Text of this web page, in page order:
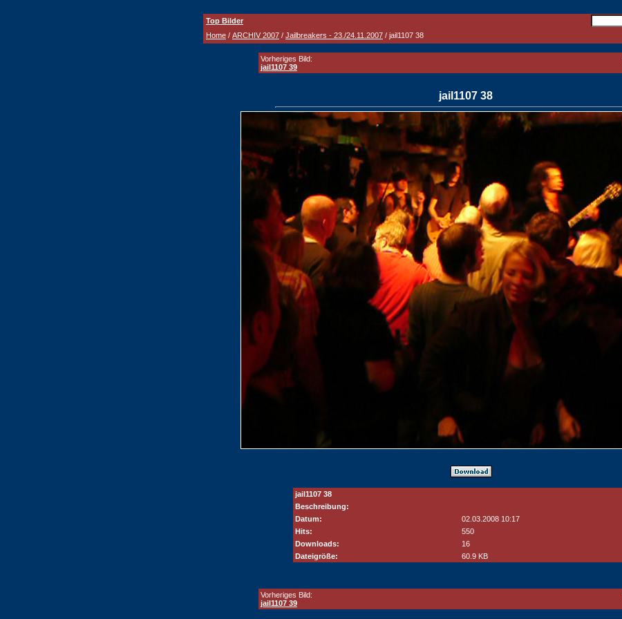
Top Bilder
Home / ARCHIV 2007 / Jailbreakers - 23./24.11.2007 / jail1107 38
Vorheriges Bild:
jail1107 39
jail1107 38
jail1107 38
Beschreibung:
Datum:
02.03.2008 10:17
Hits:
550
Downloads:
16
Dateigröße:
60.9 KB
Vorheriges Bild:
jail1107 39